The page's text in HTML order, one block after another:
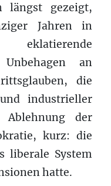
längst gezeigt,
Jahren in
an
die
industrieller
Ablehnung der
kurz: die
liberale System
hatte.